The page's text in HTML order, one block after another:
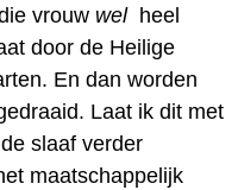
vrouw welheel
door de Heilige
En dan worden
Laat ik dit met
slaaf verder
maatschappelijk